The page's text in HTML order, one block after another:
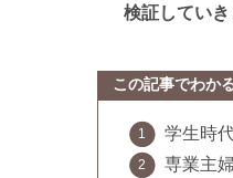
検証していき
この記事でわか
学生時
専業主